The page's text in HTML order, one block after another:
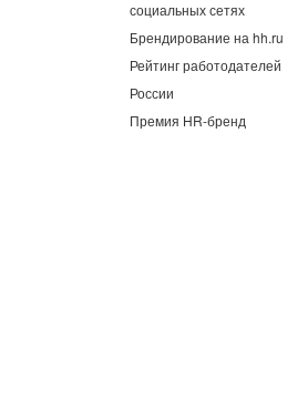
социальных сетях
Брендирование на hh.ru
Рейтинг работодателей
России
Премия HR-бренд